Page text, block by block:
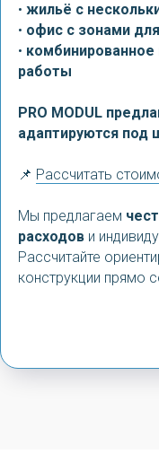
• жильё с
• офис с зонами
• комбинированное
работы
PRO MODUL
адаптируются под
📌 Рассчитать
Мы предлагаем
расходов и
Рассчитайте
конструкции прямо